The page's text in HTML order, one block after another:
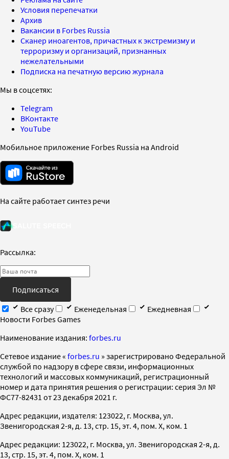
Условия перепечатки
Архив
Вакансии в Forbes Russia
Сканер иноагентов, причастных к экстремизму и
терроризму и организаций, признанных
нежелательными
Подписка на печатную версию журнала
Мы в соцсетях:
Telegram
ВКонтакте
YouTube
Мобильное приложение Forbes Russia на Android
На сайте работает синтез речи
Рассылка:
Подписаться
Все сразу
Еженедельная
Ежедневная
Новости Forbes Games
Наименование издания: forbes.ru
Cетевое издание « forbes.ru » зарегистрировано Федеральной
службой по надзору в сфере связи, информационных
технологий и массовых коммуникаций, регистрационный
номер и дата принятия решения о регистрации: серия Эл №
ФС77-82431 от 23 декабря 2021 г.
Адрес редакции, издателя: 123022, г. Москва, ул.
Звенигородская 2-я, д. 13, стр. 15, эт. 4, пом. X, ком. 1
Адрес редакции: 123022, г. Москва, ул. Звенигородская 2-я, д.
13, стр. 15, эт. 4, пом. X, ком. 1